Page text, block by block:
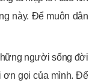
này. Để muôn dân
người sống đời
ơn gọi của mình. Để